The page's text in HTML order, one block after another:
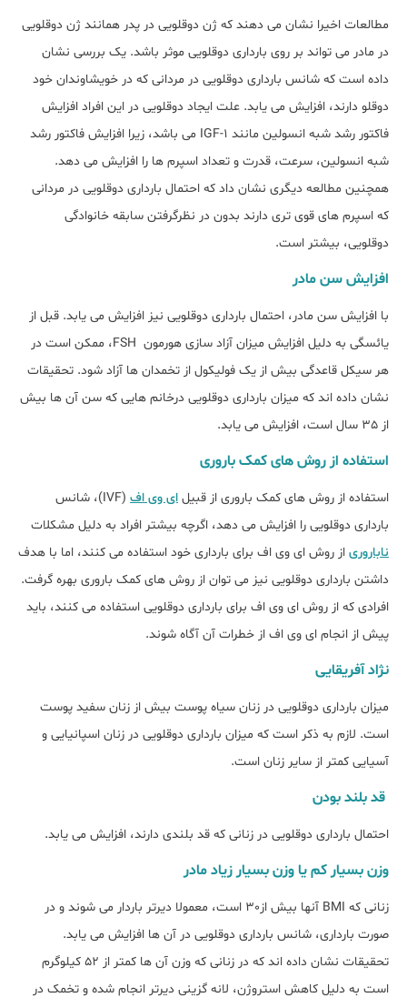
مطالعات اخیرا نشان می دهند که ژن دوقلویی در پدر همانند ژن دوقلویی
در مادر می تواند بر روی بارداری دوقلویی موثر باشد. یک بررسی نشان
داده است که شانس بارداری دوقلویی در مردانی که در خویشاوندان خود
دوقلو دارند، افزایش می یابد. علت ایجاد دوقلویی در این افراد افزایش
فاکتور رشد شبه انسولین مانند IGF-1 می باشد، زیرا افزایش فاکتور رشد
شبه انسولین، سرعت، قدرت و تعداد اسپرم ها را افزایش می دهد.
همچنین مطالعه دیگری نشان داد که احتمال بارداری دوقلویی در مردانی
که اسپرم های قوی تری دارند بدون در نظرگرفتن سابقه خانوادگی
دوقلویی، بیشتر است.
افزایش سن مادر
با افزایش سن مادر، احتمال بارداری دوقلویی نیز افزایش می یابد. قبل از
یائسگی به دلیل افزایش میزان آزاد سازی هورمون FSH، ممکن است در
هر سیکل قاعدگی بیش از یک فولیکول از تخمدان ها آزاد شود. تحقیقات
نشان داده اند که میزان بارداری دوقلویی درخانم هایی که سن آن ها بیش
از 35 سال است، افزایش می یابد.
استفاده از روش های کمک باروری
استفاده از روش های کمک باروری از قبیل ای وی اف
(IVF)، شانس
بارداری دوقلویی را افزایش می دهد، اگرچه بیشتر افراد به دلیل مشکلات
ناباروری از روش ای وی اف برای بارداری خود استفاده می کنند، اما با هدف
داشتن بارداری دوقلویی نیز می توان از روش های کمک باروری بهره گرفت.
افرادی که از روش ای وی اف برای بارداری دوقلویی استفاده می کنند، باید
پیش از انجام ای وی اف از خطرات آن آگاه شوند.
نژاد آفریقایی
میزان بارداری دوقلویی در زنان سیاه پوست بیش از زنان سفید پوست
است. لازم به ذکر است که میزان بارداری دوقلویی در زنان اسپانیایی و
آسیایی کمتر از سایر زنان است.
قد بلند بودن
احتمال بارداری دوقلویی در زنانی که قد بلندی دارند، افزایش می یابد.
وزن بسیار کم یا وزن بسیار زیاد مادر
زنانی که BMI آنها بیش از30 است، معمولا دیرتر باردار می شوند و در
صورت بارداری، شانس بارداری دوقلویی در آن ها افزایش می یابد.
تحقیقات نشان داده اند که در زنانی که وزن آن ها کمتر از 52 کیلوگرم
است به دلیل کاهش استروژن، لانه گزینی دیرتر انجام شده و تخمک در